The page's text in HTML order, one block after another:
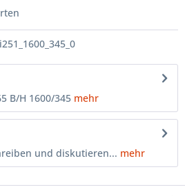
B/H 1600/345 mehr
und diskutieren... mehr